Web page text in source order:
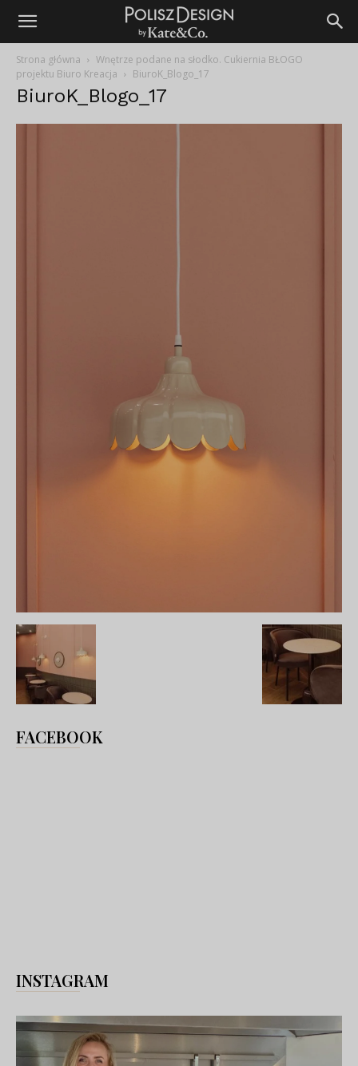
Strona główna
Wnętrze podane na słodko. Cukiernia BŁOGO
projektu Biuro Kreacja
BiuroK_Blogo_17
BiuroK_Blogo_17
FACEBOOK
INSTAGRAM